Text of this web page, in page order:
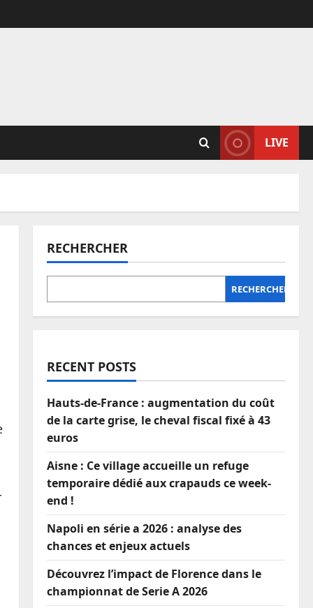
LIVE
RECHERCHER
RECHERCHER
RECENT POSTS
Hauts-de-France : augmentation du coût
de la carte grise, le cheval fiscal fixé à 43
euros
Aisne : Ce village accueille un refuge
temporaire dédié aux crapauds ce week-
end !
Napoli en série a 2026 : analyse des
chances et enjeux actuels
Découvrez l’impact de Florence dans le
championnat de Serie A 2026